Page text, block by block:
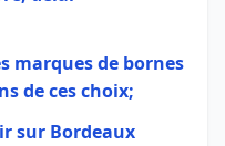
marques de bornes
de ces choix;
sur Bordeaux